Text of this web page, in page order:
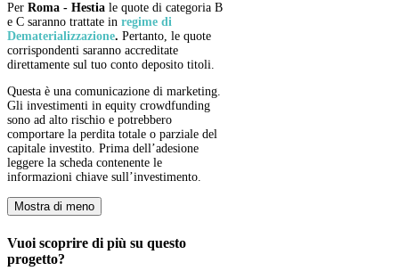
Per Roma - Hestia le quote di categoria B
e C saranno trattate in regime di
Dematerializzazione. Pertanto, le quote
corrispondenti saranno accreditate
direttamente sul tuo conto deposito titoli.
Questa è una comunicazione di marketing.
Gli investimenti in equity crowdfunding
sono ad alto rischio e potrebbero
comportare la perdita totale o parziale del
capitale investito. Prima dell’adesione
leggere la scheda contenente le
informazioni chiave sull’investimento.
Mostra di meno
Vuoi scoprire di più su questo
progetto?